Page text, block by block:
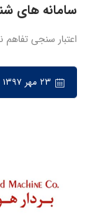
سامانه های
اعتبار سنجی تفاهم